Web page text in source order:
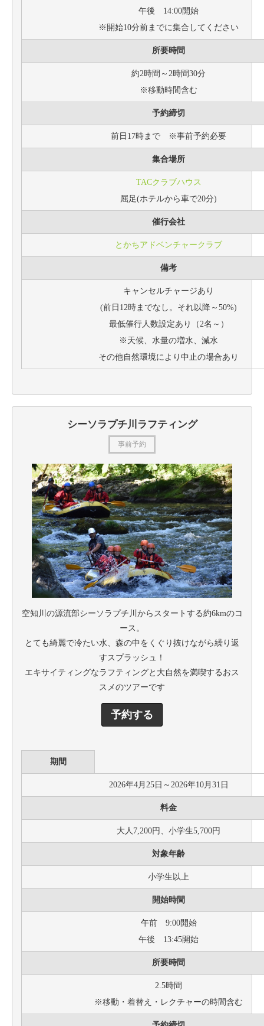
午後 14:00開始
※開始10分前までに集合してください
所要時間
約2時間～2時間30分
※移動時間含む
予約締切
前日17時まで ※事前予約必要
集合場所
TACクラブハウス
屈足(ホテルから車で20分)
催行会社
とかちアドベンチャークラブ
備考
キャンセルチャージあり
(前日12時までなし。それ以降～50%)
最低催行人数設定あり（2名～）
※天候、水量の増水、減水
その他自然環境により中止の場合あり
シーソラプチ川ラフティング
事前予約
空知川の源流部シーソラプチ川からスタートする約6kmのコ
ース。
とても綺麗で冷たい水、森の中をくぐり抜けながら繰り返
すスプラッシュ！
エキサイティングなラフティングと大自然を満喫するおス
スメのツアーです
予約する
期間
2026年4月25日～2026年10月31日
料金
大人7,200円、小学生5,700円
対象年齢
小学生以上
開始時間
午前 9:00開始
午後 13:45開始
所要時間
2.5時間
※移動・着替え・レクチャーの時間含む